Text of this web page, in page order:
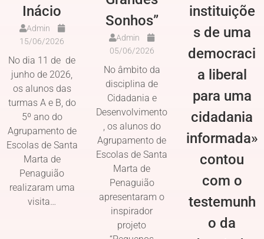
Inácio
Admin
15/06/2026
No dia 11 de de
junho de 2026,
os alunos das
turmas A e B, do
5º ano do
Agrupamento de
Escolas de Santa
Marta de
Penaguião
realizaram uma
visita…
Sonhos”
Admin
05/06/2026
No âmbito da
disciplina de
Cidadania e
Desenvolvimento
, os alunos do
Agrupamento de
Escolas de Santa
Marta de
Penaguião
apresentaram o
inspirador
projeto
instituiçõe
s de uma
democraci
a liberal
para uma
cidadania
informada»
contou
com o
testemunh
o da